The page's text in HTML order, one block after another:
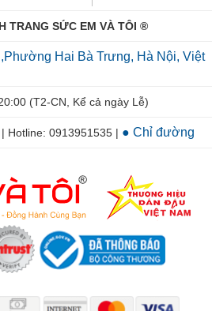
TRANG SỨC EM VÀ TÔI ®
Hai Bà Trưng, Hà Nội, Việt
(T2-CN, Kể cả ngày Lễ)
| Hotline: 0913951535 | ● Chỉ đường